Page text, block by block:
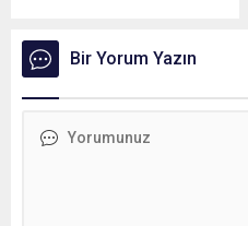
Erdoğanla olan görüşmenin
detaylarını anlattı.
Bir Yorum Yazın